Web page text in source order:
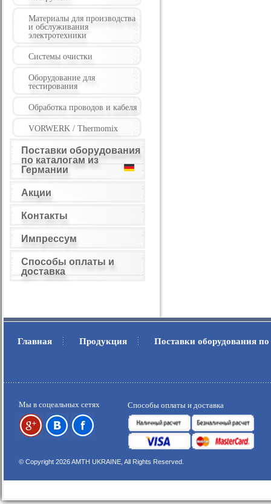
Материалы для производства
и обслуживания
электротехники
Системы очистки
Оборудование для
тестирования
Обработка проводов и кабеля
VORWERK / Thermomix
Поставки оборудования
по каталогам из
Германии
Акции
Контакты
Импрессум
Способы оплаты и
доставка
Главная . Продукция . Поставки оборудования
Мы в соцеальных сетях Способы оплаты и доставка
© Copyright 2026 AMTH UKRAINE, All Rights Reserved.